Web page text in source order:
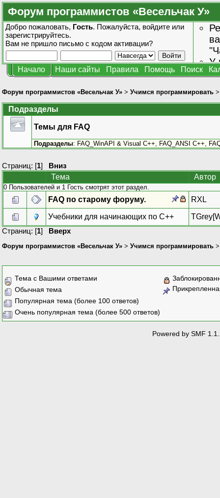
Форум программистов «Весельчак У»
Добро пожаловать, Гость. Пожалуйста, войдите или
зарегистрируйтесь.
Вам не пришло письмо с кодом активации?
У
Начало Наши сайты Правила Помощь Поиск
Форум программистов «Весельчак У» > Учимся программировать
Подразделы
Темы для FAQ
Подразделы: FAQ_WinAPI & Visual C++ FAQ_ANSI C++
Страниц: [1] Вниз
Тема
Автор
0 Пользователей и 1 Гость смотрят этот раздел.
FAQ по старому форуму. RXL
Учебники для начинающих по С++
Страниц: [1] Вверх
Форум программистов «Весельчак У» > Учимся программировать
Тема с Вашими ответами
Обычная тема
Популярная тема (более 100 ответов)
Очень популярная тема (более 500 ответов)
Powered by SMF